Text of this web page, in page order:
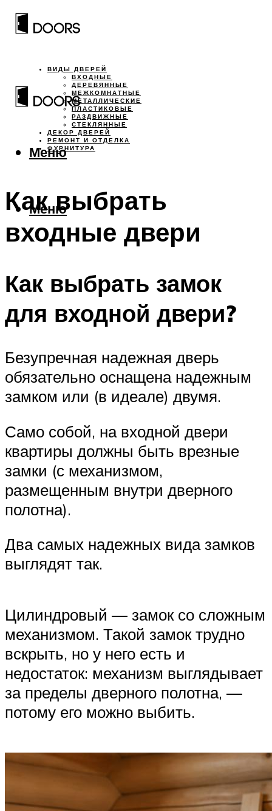
ВИДЫ ДВЕРЕЙ
ВХОДНЫЕ
ДЕРЕВЯННЫЕ
МЕЖКОМНАТНЫЕ
МЕТАЛЛИЧЕСКИЕ
ПЛАСТИКОВЫЕ
РАЗДВИЖНЫЕ
СТЕКЛЯННЫЕ
ДЕКОР ДВЕРЕЙ
РЕМОНТ И ОТДЕЛКА
ФУРНИТУРА
Меню
Меню
Как выбрать
входные двери
Как выбрать замок
для входной двери?
Безупречная надежная дверь
обязательно оснащена надежным
замком или (в идеале) двумя.
Само собой, на входной двери
квартиры должны быть врезные
замки (с механизмом,
размещенным внутри дверного
полотна).
Два самых надежных вида замков
выглядят так.
Цилиндровый — замок со сложным
механизмом. Такой замок трудно
вскрыть, но у него есть и
недостаток: механизм выглядывает
за пределы дверного полотна, —
потому его можно выбить.